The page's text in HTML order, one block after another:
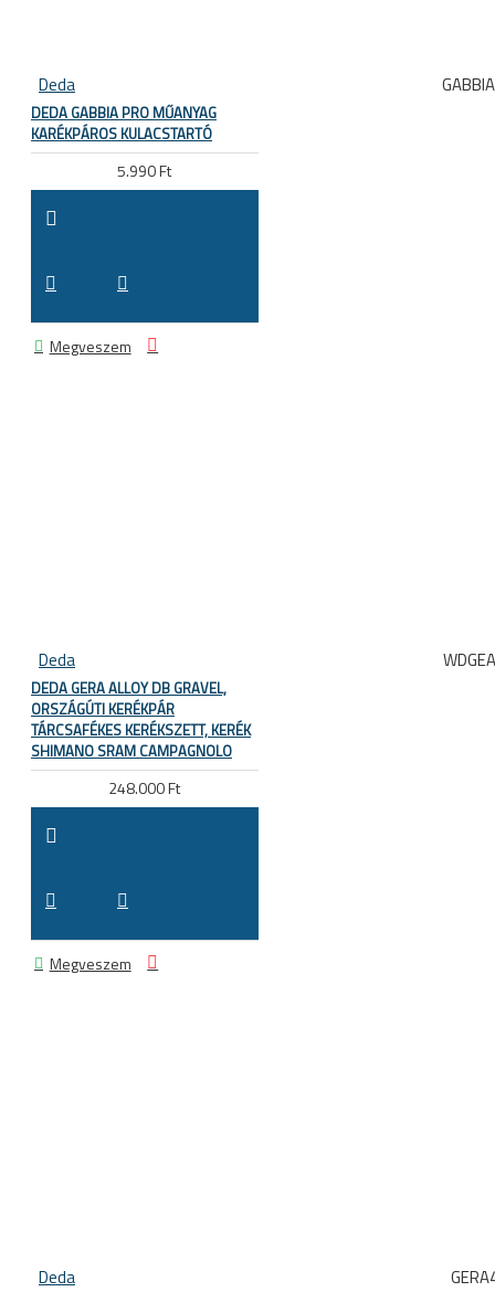
Deda
DEDA GABBIA PRO MŰANYAG
KARÉKPÁROS KULACSTARTÓ
5.990 Ft
Megveszem
Deda
DEDA GERA ALLOY DB GRAVEL,
ORSZÁGÚTI KERÉKPÁR
TÁRCSAFÉKES KERÉKSZETT, KERÉK
SHIMANO SRAM CAMPAGNOLO
248.000 Ft
Megveszem
Deda